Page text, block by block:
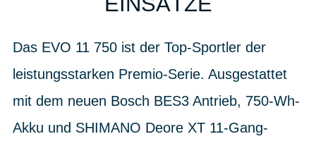
Das EVO 11 750 ist der Top-Sportler der
leistungsstarken Premio-Serie. Ausgestattet
mit dem neuen Bosch BES3 Antrieb, 750-Wh-
Akku und SHIMANO Deore XT 11-Gang-